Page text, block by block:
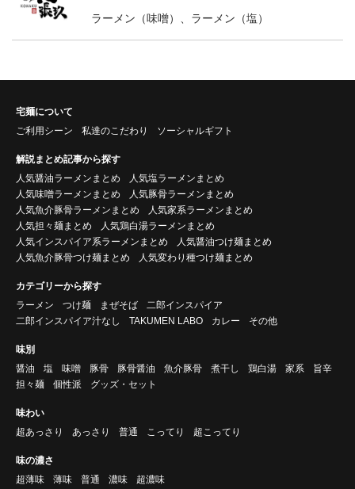
ラーメン（味噌）、ラーメン（塩）
宅麺について
ご利用シーン
私達のこだわり ソーシャルギフト
解説まとめ記事から探す
人気醤油ラーメンまとめ
人気塩ラーメンまとめ
人気味噌ラーメンまとめ
人気豚骨ラーメンまとめ
人気魚介豚骨ラーメンまとめ
人気家系ラーメンまとめ
人気担々麺まとめ
人気鶏白湯ラーメンまとめ
人気インスパイア系ラーメンまとめ
人気醤油つけ麺まとめ
人気魚介豚骨つけ麺まとめ
人気変わり種つけ麺まとめ
カテゴリーから探す
ラーメン
つけ麺 まぜそば
二郎インスパイア
二郎インスパイア汁なし
TAKUMEN LABO カレー その他
味別
醤油
塩 味噌 豚骨 豚骨醤油 魚介豚骨 煮干し 鶏白湯 家系
旨辛
担々麺
個性派 グッズ・セット
味わい
超あっさり
あっさり 普通 こってり 超こってり
味の濃さ
超薄味
薄味 普通 濃味 超濃味